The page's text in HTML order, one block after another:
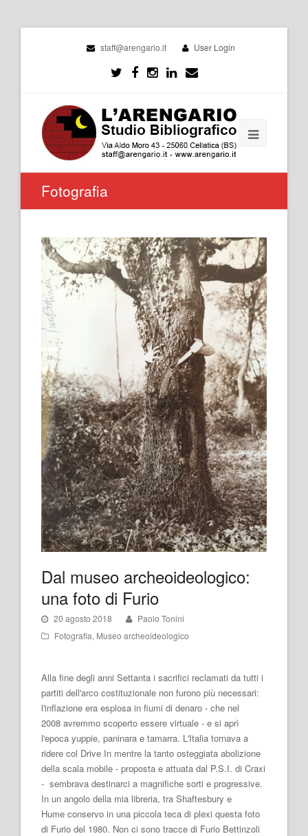
staff@arengario.it User Login
Fotografia
Dal museo archeoideologico:
una foto di Furio
20 agosto 2018
Paolo Tonini
Fotografia, Museo archeoideologico
Alla fine degli anni Settanta i sacrifici reclamati da tutti i
partiti dell'arco costituzionale non furono più necessari:
l'inflazione era esplosa in fiumi di denaro - che nel
2008 avremmo scoperto essere virtuale - e si aprì
l'epoca yuppie, paninara e tamarra. L'Italia tornava a
ridere col Drive In mentre la tanto osteggiata abolizione
della scala mobile - proposta e attuata dal P.S.I. di Craxi
- sembrava destinarci a magnifiche sorti e progressive.
In un angolo della mia libreria, tra Shaftesbury e
Hume conservo in una piccola teca di plexi questa foto
di Furio del 1980. Non ci sono tracce di Furio Bettinzoli